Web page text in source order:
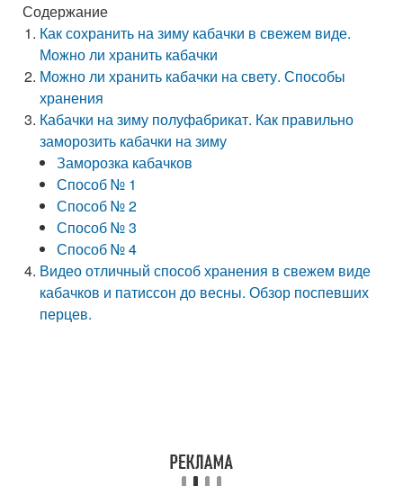
Содержание
Как сохранить на зиму кабачки в свежем виде.
Можно ли хранить кабачки
Можно ли хранить кабачки на свету. Способы
хранения
Кабачки на зиму полуфабрикат. Как правильно
заморозить кабачки на зиму
Заморозка кабачков
Способ № 1
Способ № 2
Способ № 3
Способ № 4
Видео отличный способ хранения в свежем виде
кабачков и патиссон до весны. Обзор поспевших
перцев.